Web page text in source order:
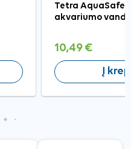
Tetra AquaSafe
akvariumo
10,49 €
Į